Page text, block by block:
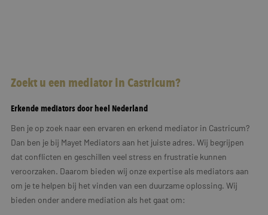
Zoekt u een mediator in Castricum?
Erkende mediators door heel Nederland
Ben je op zoek naar een ervaren en erkend mediator in Castricum?
Dan ben je bij Mayet Mediators aan het juiste adres. Wij begrijpen
dat conflicten en geschillen veel stress en frustratie kunnen
veroorzaken. Daarom bieden wij onze expertise als mediators aan
om je te helpen bij het vinden van een duurzame oplossing. Wij
bieden onder andere mediation als het gaat om: